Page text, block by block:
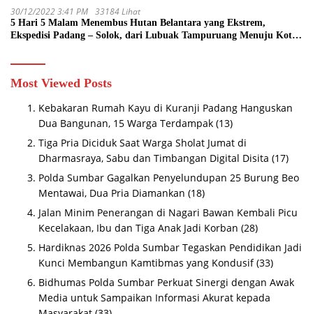
30/12/2022 3:41 PM 33184 Lihat
5 Hari 5 Malam Menembus Hutan Belantara yang Ekstrem,
Ekspedisi Padang – Solok, dari Lubuak Tampuruang Menuju Koto
Most Viewed Posts
Kebakaran Rumah Kayu di Kuranji Padang Hanguskan
Dua Bangunan, 15 Warga Terdampak (13)
Tiga Pria Diciduk Saat Warga Sholat Jumat di
Dharmasraya, Sabu dan Timbangan Digital Disita (17)
Polda Sumbar Gagalkan Penyelundupan 25 Burung Beo
Mentawai, Dua Pria Diamankan (18)
Jalan Minim Penerangan di Nagari Bawan Kembali Picu
Kecelakaan, Ibu dan Tiga Anak Jadi Korban (28)
Hardiknas 2026 Polda Sumbar Tegaskan Pendidikan Jadi
Kunci Membangun Kamtibmas yang Kondusif (33)
Bidhumas Polda Sumbar Perkuat Sinergi dengan Awak
Media untuk Sampaikan Informasi Akurat kepada